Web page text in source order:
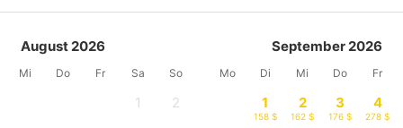
August 2026
Mi Do Fr Sa So
1 2
September 2026
Mo Di Mi Do Fr
1
158 $
2
162 $
3
176 $
4
278 $